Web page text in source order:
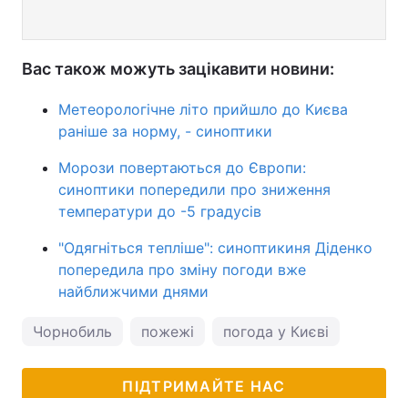
Вас також можуть зацікавити новини:
Метеорологічне літо прийшло до Києва
раніше за норму, - синоптики
Морози повертаються до Європи:
синоптики попередили про зниження
температури до -5 градусів
"Одягніться тепліше": синоптикиня Діденко
попередила про зміну погоди вже
найближчими днями
Чорнобиль пожежі погода у Києві
ПІДТРИМАЙТЕ НАС